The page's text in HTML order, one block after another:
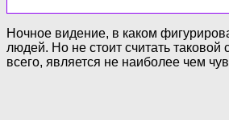
Ночное видение, в каком
людей. Но не стоит считать
всего, является не наиболее чем